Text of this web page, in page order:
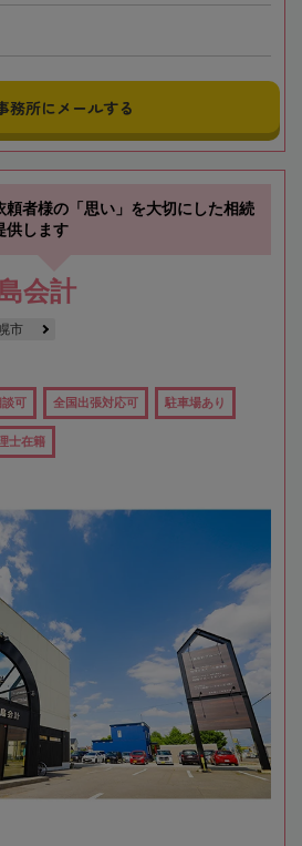
務所にメールする
頼者様の「思い」を大切にした相続
供します
会計
市
談可 全国出張対応可 駐車場あり
士在籍